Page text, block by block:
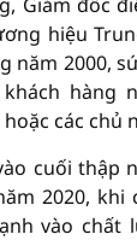
hiệu
năm 2000,
hàng
các chủ
cuối thập
2020, khi
vào chất